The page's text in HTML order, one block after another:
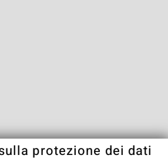
protezione dei dati